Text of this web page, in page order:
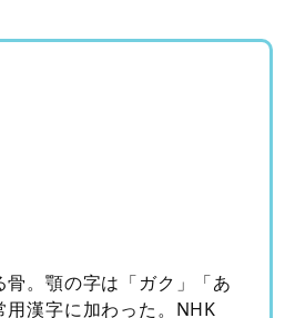
。顎の字は「ガク」「あ
用漢字に加わった。NHK